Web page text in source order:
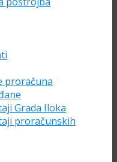
proračuna
Grada Iloka
proračunskih